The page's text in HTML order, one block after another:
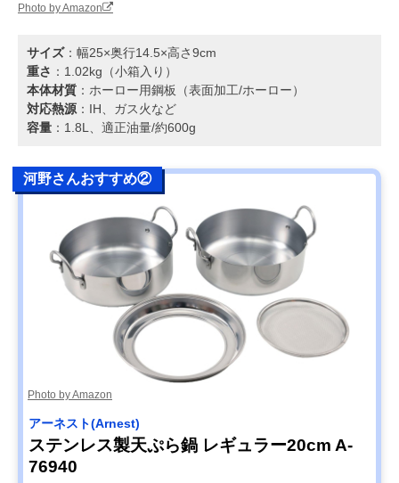
Photo by Amazon
サイズ：幅25×奥行14.5×高さ9cm
重さ ：1.02kg（小箱入り）
本体材質 ：ホーロー用鋼板（表面加工/ホーロー）
対応熱源 ：IH、ガス火など
容量 ：1.8L、適正油量/約600g
河野さんおすすめ②
Photo by Amazon
アーネスト(Arnest)
ステンレス製天ぷら鍋 レギュラー20cm A-
76940